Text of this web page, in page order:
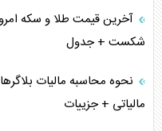
شکست + جدول
نحوه محاسبه مالیات
مالیاتی + جزییات